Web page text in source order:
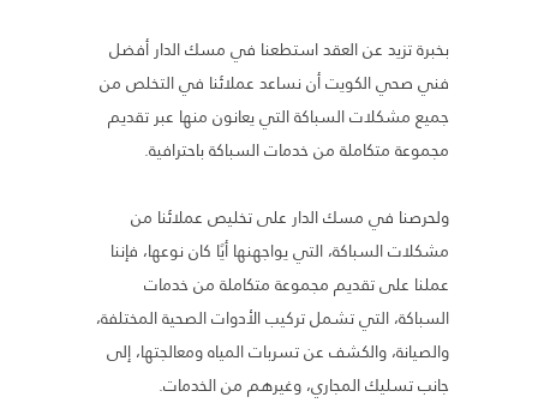
بخبرة تزيد عن العقد استطعنا في مسك الدار أفضل
فني صحي الكويت أن نساعد عملائنا في التخلص من
جميع مشكلات السباكة التي يعانون منها عبر تقديم
مجموعة متكاملة من خدمات السباكة باحترافية.
ولحرصنا في مسك الدار على تخليص عملائنا من
مشكلات السباكة، التي يواجهنها أيًا كان نوعها، فإننا
عملنا على تقديم مجموعة متكاملة من خدمات
السباكة، التي تشمل تركيب الأدوات الصحية المختلفة،
والصيانة، والكشف عن تسربات المياه ومعالجتها، إلى
جانب تسليك المجاري، وغيرهم من الخدمات.